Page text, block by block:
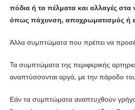
πόδια ή τα πέλματα και αλλαγές στα
όπως πάχυνση, αποχρωματισμός ή
Άλλα συμπτώματα που πρέπει να
Τα συμπτώματα της περιφερικής
αναπτύσσονται αργά, με την πάροδο
Εάν τα συμπτώματα αναπτυχθούν